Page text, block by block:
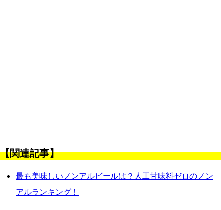
【関連記事】
最も美味しいノンアルビールは？人工甘味料ゼロのノン
アルランキング！